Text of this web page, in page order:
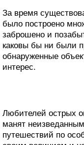
За время
было построено
заброшено и
каковы бы ни были
обнаруженные
интерес.
Любителей острых
манят
путешествий по